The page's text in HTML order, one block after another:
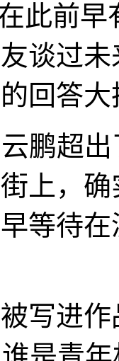
前早
谈过
回答
超出
上，
等待
进作